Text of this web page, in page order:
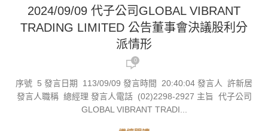
2024/09/09 代子公司GLOBAL VIBRANT
TRADING LIMITED 公告董事會決議股利分
派情形
0
序號 5 發言日期 113/09/09 發言時間 20:40:04 發言人 許新居
發言人職稱 總經理 發言人電話 (02)2298-2927 主旨 代子公司
GLOBAL VIBRANT TRADI...